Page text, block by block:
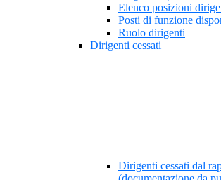
Elenco posizioni
Posti di funzione
Ruolo dirigenti
Dirigenti cessati
Dirigenti cessati dal